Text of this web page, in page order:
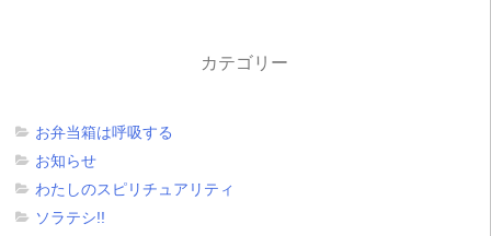
カテゴリー
お弁当箱は呼吸する
お知らせ
わたしのスピリチュアリティ
ソラテシ!!